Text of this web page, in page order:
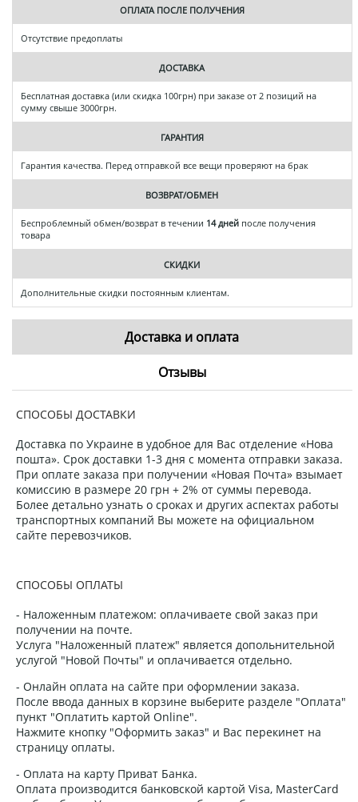
ОПЛАТА ПОСЛЕ ПОЛУЧЕНИЯ
Отсутствие предоплаты
ДОСТАВКА
Бесплатная доставка (или скидка 100грн) при заказе от 2 позиций на
сумму свыше 3000грн.
ГАРАНТИЯ
Гарантия качества. Перед отправкой все вещи проверяют на брак
ВОЗВРАТ/ОБМЕН
Беспроблемный обмен/возврат в течении 14 дней после получения
товара
СКИДКИ
Дополнительные скидки постоянным клиентам.
Доставка и оплата
Отзывы
СПОСОБЫ ДОСТАВКИ
Доставка по Украине в удобное для Вас отделение «Нова
пошта». Срок доставки 1-3 дня с момента отправки заказа.
При оплате заказа при получении «Новая Почта» взымает
комиссию в размере 20 грн + 2% от суммы перевода.
Более детально узнать о сроках и других аспектах работы
транспортных компаний Вы можете на официальном
сайте перевозчиков.
СПОСОБЫ ОПЛАТЫ
- Наложенным платежом: оплачиваете свой заказ при
получении на почте.
Услуга "Наложенный платеж" является допольнительной
услугой "Новой Почты" и оплачивается отдельно.
- Онлайн оплата на сайте при оформлении заказа.
После ввода данных в корзине выберите разделе "Оплата"
пункт "Оплатить картой Online".
Нажмите кнопку "Оформить заказ" и Вас перекинет на
страницу оплаты.
- Оплата на карту Приват Банка.
Оплата производится банковской картой Visa, MasterCard